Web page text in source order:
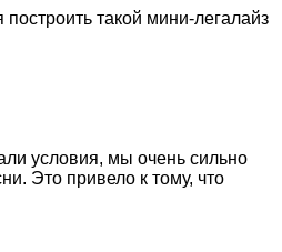
такой мини-легалайз
условия, мы очень сильно
Это привело к тому, что